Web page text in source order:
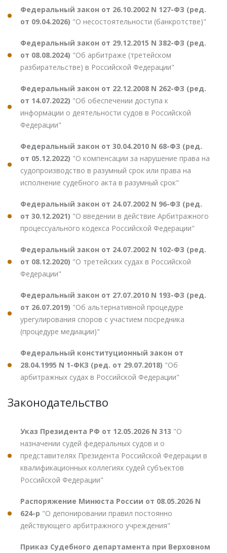
Федеральный закон от 26.10.2002 N 127-ФЗ (ред.
от 09.04.2026) "О несостоятельности (банкротстве)"
Федеральный закон от 29.12.2015 N 382-ФЗ (ред.
от 08.08.2024) "Об арбитраже (третейском
разбирательстве) в Российской Федерации"
Федеральный закон от 22.12.2008 N 262-ФЗ (ред.
от 14.07.2022) "Об обеспечении доступа к
информации о деятельности судов в Российской
Федерации"
Федеральный закон от 30.04.2010 N 68-ФЗ (ред.
от 05.12.2022) "О компенсации за нарушение права на
судопроизводство в разумный срок или права на
исполнение судебного акта в разумный срок"
Федеральный закон от 24.07.2002 N 96-ФЗ (ред.
от 30.12.2021) "О введении в действие Арбитражного
процессуального кодекса Российской Федерации"
Федеральный закон от 24.07.2002 N 102-ФЗ (ред.
от 08.12.2020) "О третейских судах в Российской
Федерации"
Федеральный закон от 27.07.2010 N 193-ФЗ (ред.
от 26.07.2019) "Об альтернативной процедуре
урегулирования споров с участием посредника
(процедуре медиации)"
Федеральный конституционный закон от
28.04.1995 N 1-ФКЗ (ред. от 29.07.2018) "Об
арбитражных судах в Российской Федерации"
Законодательство
Указ Президента РФ от 12.05.2026 N 313 "О
назначении судей федеральных судов и о
представителях Президента Российской Федерации в
квалификационных коллегиях судей субъектов
Российской Федерации"
Распоряжение Минюста России от 08.05.2026 N
624-р "О депонировании правил постоянно
действующего арбитражного учреждения"
Приказ Судебного департамента при Верховном